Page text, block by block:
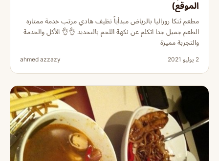
الموقع)
مطعم ثنكا روزاليا بالرياض مبدأياً نظيف هادي مرتب خدمة ممتازه
الطعم جميل جدا اتكلم عن نكهة اللحم بالتحديد 👌👌 الأكل والخدمة
والتجربة مميزة
2 يوليو 2021 ahmed azzazy